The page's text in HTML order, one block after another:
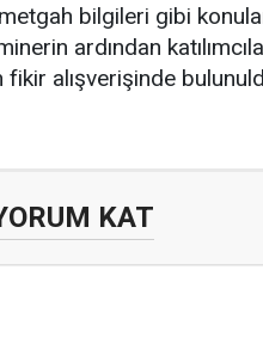
bilgileri gibi
ardından
fikir alışverişinde
KAT